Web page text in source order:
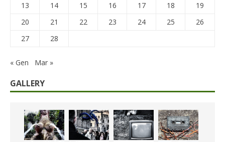
13
14 15 16 17 18
19
20
21 22 23 24 25
26
27
28
« Gen Mar »
GALLERY